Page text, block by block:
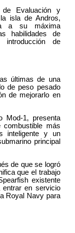
Evaluación y
isla de Andros,
a su máxima
habilidades de
introducción de
últimas de una
de peso pesado
de mejorarlo en
Mod-1, presenta
más
inteligente y un
principal
de que se logró
que el trabajo
existente
en servicio
Royal Navy para